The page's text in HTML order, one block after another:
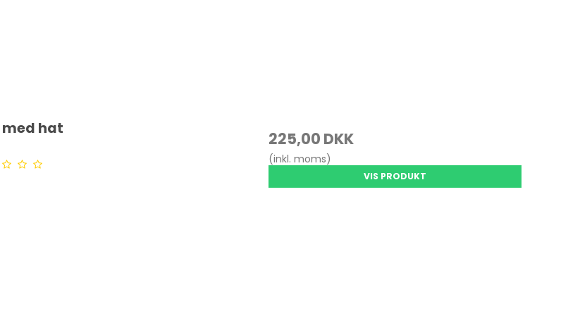
med hat
225,00 DKK
(inkl. moms)
VIS PRODUKT